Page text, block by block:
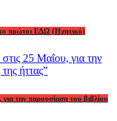
πρώτοι ΕΔΩ (Ηχητικό)
την παρουσίαση του βιβλίου